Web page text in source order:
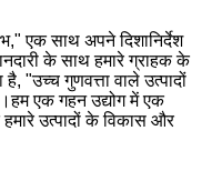
एक साथ अपने दिशानिर्देश
के साथ हमारे ग्राहक के
"उच्च गुणवत्ता वाले उत्पादों
हम एक गहन उद्योग में एक
उत्पादों के विकास और